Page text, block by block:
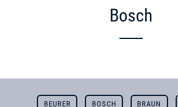
Bosch
BEURER BOSCH BRAUN